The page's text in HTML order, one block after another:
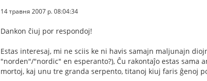
14 травня 2007 р. 08:04:34
Dankon ĉiuj por respondoj!
Estas interesaj, mi ne sciis ke ni havis samajn maljunajn
"norden"/"nordic" en esperanto?), Ĉu rakontaĵo estas
mortoj, kaj unu tre granda serpento, titanoj kiuj faris ĝenoj